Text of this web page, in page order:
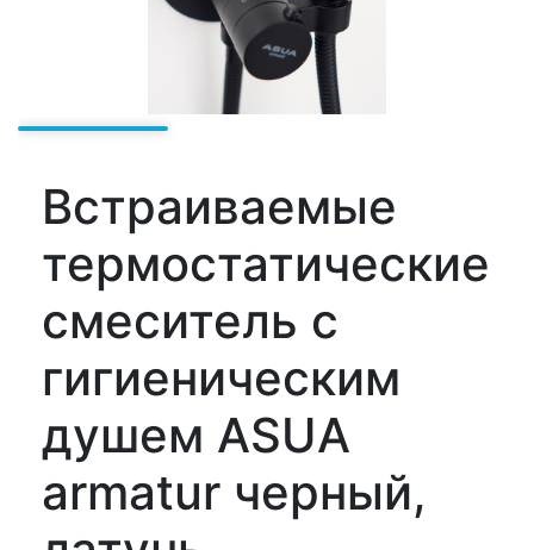
Встраиваемые
термостатические
смеситель с
гигиеническим
душем ASUA
armatur черный,